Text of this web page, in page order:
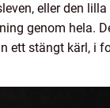
eller den
genom hela.
ett stängt kärl, i